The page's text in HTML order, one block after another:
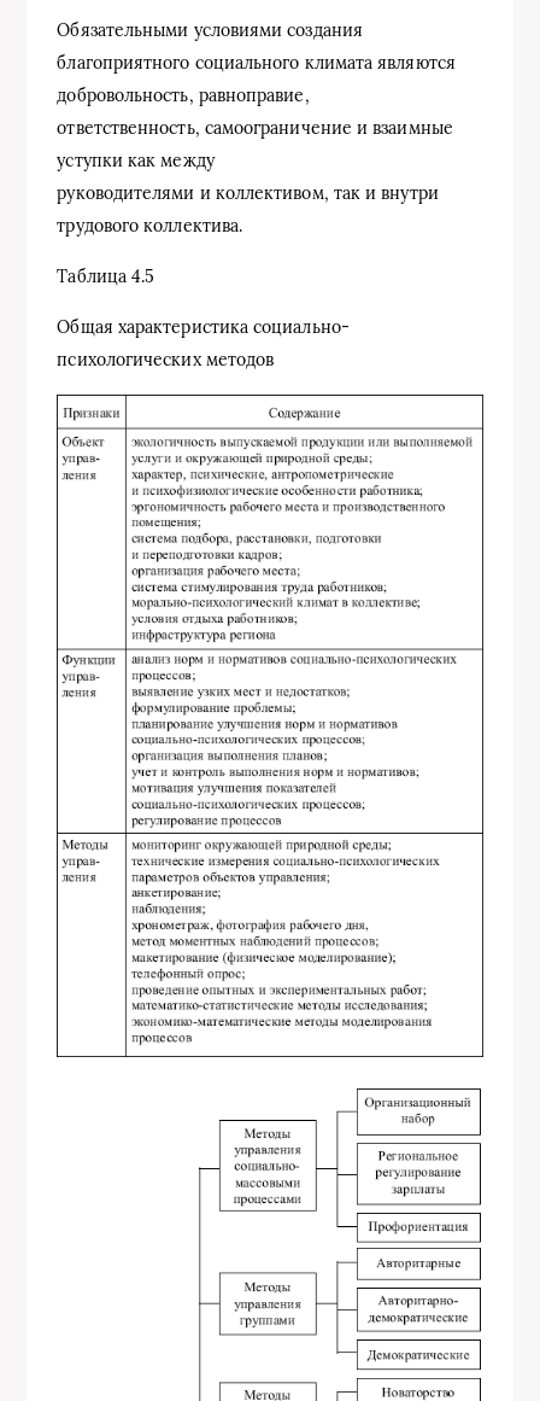
Обязательными условиями создания
благоприятного социального климата являются
добровольность, равноправие,
ответственность, самоограничение и взаимные
уступки как между
руководителями и коллективом, так и внутри
трудового коллектива.
Таблица 4.5
Общая характеристика социально-
психологических методов